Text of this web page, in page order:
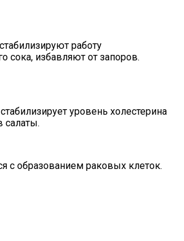
работу
сока, избавляют от запоров.
уровень холестерина
салаты.
с образованием раковых клеток.